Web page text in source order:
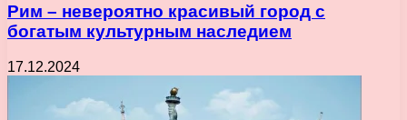
Рим – невероятно красивый город с
богатым культурным наследием
17.12.2024